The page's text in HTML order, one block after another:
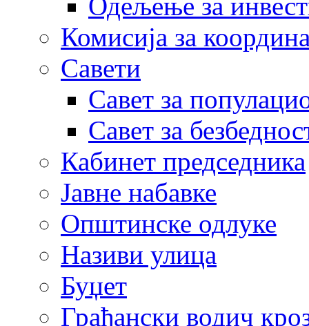
Комисија за
Савети
Савет за
Савет за
Кабинет председника
Јавне набавке
Општинске одлуке
Називи улица
Буџет
Грађански водич